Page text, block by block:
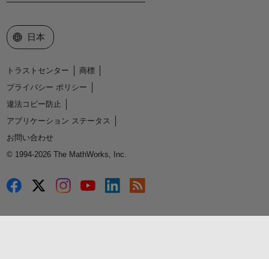
Web サイトの選択
日本
トラストセンター
商標
プライバシー ポリシー
違法コピー防止
アプリケーション ステータス
お問い合わせ
© 1994-2026 The MathWorks, Inc.